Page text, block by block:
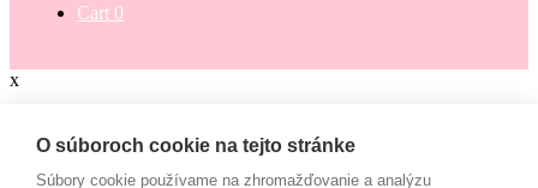
Cart 0
x
Zaokrúhli svoj nákup
O súboroch cookie na tejto stránke
Súbory cookie používame na zhromažďovanie a analýzu